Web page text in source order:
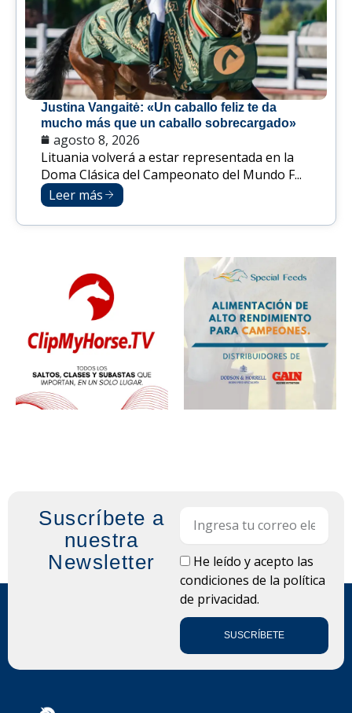
Justina Vangaitė: «Un caballo feliz te da
mucho más que un caballo sobrecargado»
agosto 8, 2026
Lituania volverá a estar representada en la
Doma Clásica del Campeonato del Mundo F...
Leer más
Suscríbete a
nuestra
Newsletter
LOPDHe leído y acepto las
condiciones de la política
de privacidad.
SUSCRÍBETE